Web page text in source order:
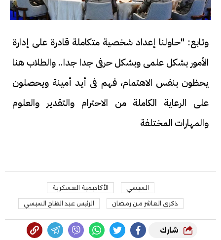
وتابع: "حاولنا إعداد شخصية متكاملة قادرة على إدارة
الأمور بشكل علمى وبشكل حرفى جدا جدا.. والطلاب هنا
يحظون بنفس الاهتمام، فهم فى أيد أمينة ويحصلون
على الرعاية الكاملة من الاحترام والتقدير والعلوم
والمهارات المختلفة
السيسي الأكاديمية العسكرية
ذكرى العاشر من رمضان الرئيس عبد الفتاح السيسي
شارك